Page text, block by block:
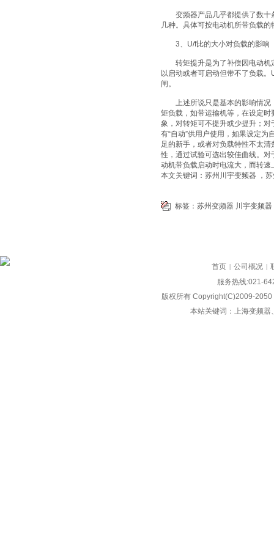
变频器产品几乎都提供了数十
几种。具体可按电动机所带负载
3、U/f比的大小对负载的影响
转矩提升是为了补偿因电动机
以启动或者可启动但带不了负载
闸。
上述所说只是基本的影响情况
矩负载，如带运输机等，在设定
象，对转矩可不提升或少提升；
有“自动”供用户使用，如果设定
足的新手，或者对负载特性不太
性，通过试验可选出较佳曲线。
动机带负载启动时电流大，而转速
本文关键词：苏州川宇变频器 ，
标签： 苏州变频器 川宇变频器
首页 | 公司概况 |
服务热线:021-
版权所有 Copyright(C)2009-2050
本站关键词：上海变频